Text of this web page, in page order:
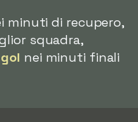
minuti di recupero,
squadra,
nei minuti finali